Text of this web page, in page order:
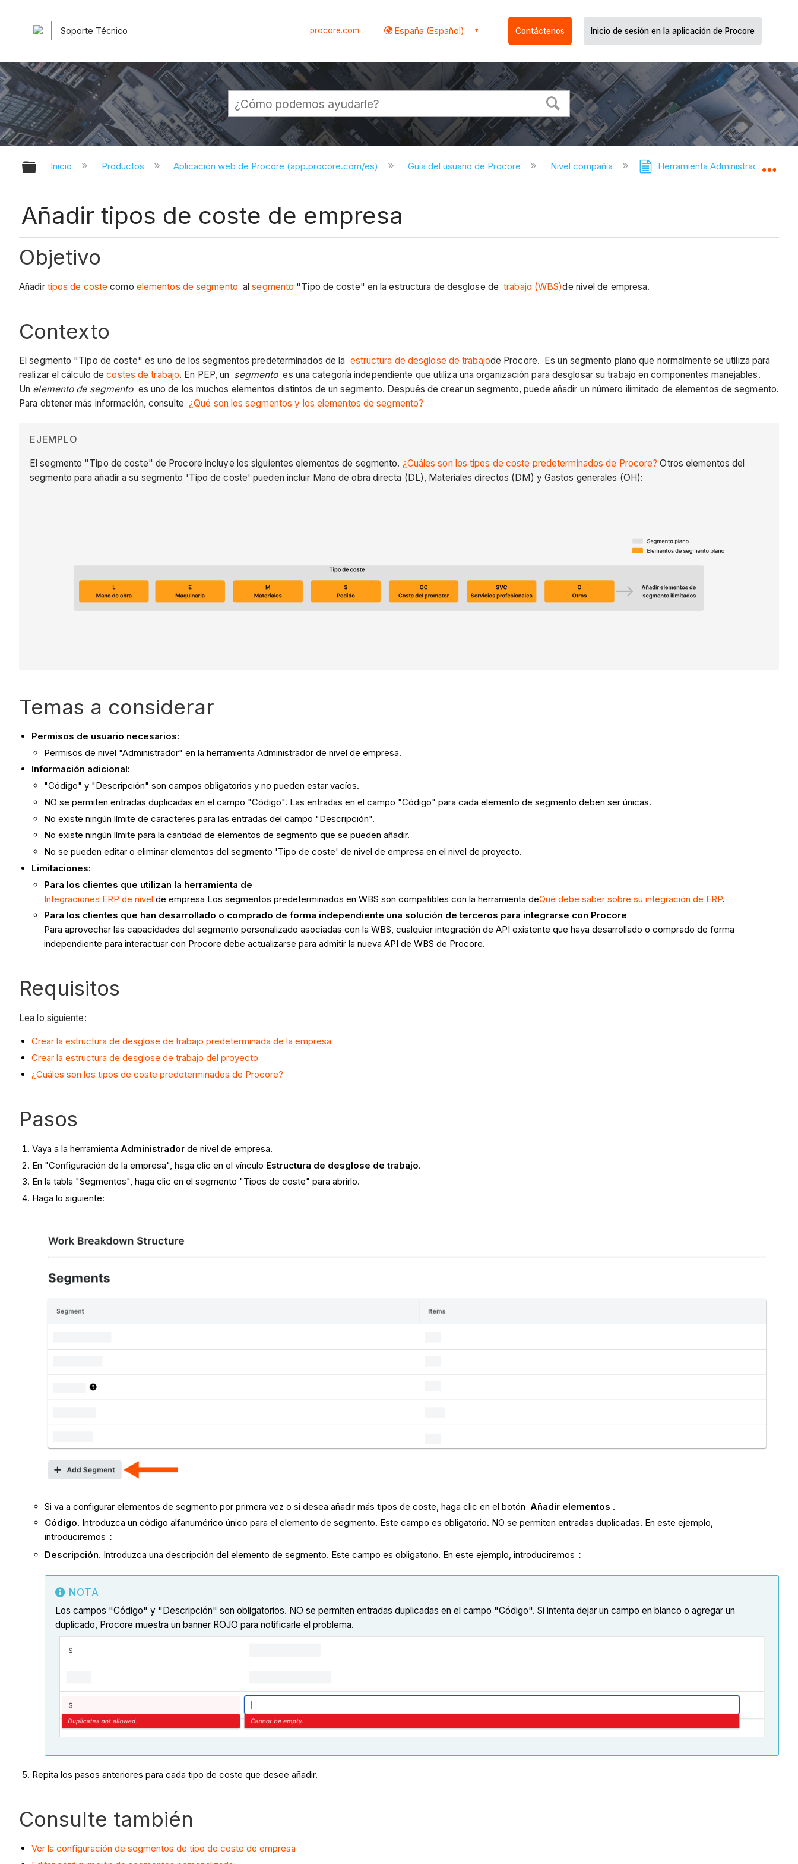
Soporte Técnico procore.com España (Español) Contáctenos Inicio de sesión en la aplicación de Procore
Expandir/contraer jerarquía global
Inicio Productos Aplicación web de Procore (app.procore.com/es) Guía del usuario de Procore Nivel compañía Herramienta Administrador de la
Añadir tipos de coste de empresa
Objetivo
Añadir tipos de coste como elementos de segmento alsegmento "Tipo de coste" en la estructura de desglose detrabajo (WBS)de nivel de empresa.
Contexto
El segmento "Tipo de coste" es uno de los segmentos predeterminados de la estructura de desglose de trabajode Procore. Es un segmento plano que normalmente se utiliza para
realizar el cálculo decostes de trabajo. En PEP, un segmentoes una categoría independiente que utiliza una organización para desglosar su trabajo en componentes manejables.
Un elemento de segmentoes uno de los muchos elementos distintos de un segmento. Después de crear un segmento, puede añadir un número ilimitado de elementos de segmento.
Para obtener más información, consulte¿Qué son los segmentos y los elementos de segmento?
EJEMPLO
El segmento "Tipo de coste" de Procore incluye los siguientes elementos de segmento. ¿Cuáles son los tipos de coste predeterminados de Procore?Otros elementos del
segmento para añadir a su segmento 'Tipo de coste' pueden incluir Mano de obra directa (DL), Materiales directos (DM) y Gastos generales (OH):
Temas a considerar
Permisos de usuario necesarios:
Permisos de nivel "Administrador" en la herramienta Administrador de nivel de empresa.
Información adicional:
"Código" y "Descripción" son campos obligatorios y no pueden estar vacíos.
NO se permiten entradas duplicadas en el campo "Código". Las entradas en el campo "Código" para cada elemento de segmento deben ser únicas.
No existe ningún límite de caracteres para las entradas del campo "Descripción".
No existe ningún límite para la cantidad de elementos de segmento que se pueden añadir.
No se pueden editar o eliminar elementos del segmento 'Tipo de coste' de nivel de empresa en el nivel de proyecto.
Limitaciones:
Para los clientes que utilizan la herramienta de
Integraciones ERP de nivel de empresa Los segmentos predeterminados en WBS son compatibles con la herramienta deQué debe saber sobre su integración de ERP.
Para los clientes que han desarrollado o comprado de forma independiente una solución de terceros para integrarse con Procore
Para aprovechar las capacidades del segmento personalizado asociadas con la WBS, cualquier integración de API existente que haya desarrollado o comprado de forma
independiente para interactuar con Procore debe actualizarse para admitir la nueva API de WBS de Procore.
Requisitos
Lea lo siguiente:
Crear la estructura de desglose de trabajo predeterminada de la empresa
Crear la estructura de desglose de trabajo del proyecto
¿Cuáles son los tipos de coste predeterminados de Procore?
Pasos
Vaya a la herramienta Administrador de nivel de empresa.
En "Configuración de la empresa", haga clic en el vínculo Estructura de desglose de trabajo.
En la tabla "Segmentos", haga clic en el segmento "Tipos de coste" para abrirlo.
Haga lo siguiente:
Si va a configurar elementos de segmento por primera vez o si desea añadir más tipos de coste, haga clic en el botón Añadir elementos .
Código. Introduzca un código alfanumérico único para el elemento de segmento. Este campo es obligatorio. NO se permiten entradas duplicadas. En este ejemplo,
introduciremos :
Descripción. Introduzca una descripción del elemento de segmento. Este campo es obligatorio. En este ejemplo, introduciremos :
NOTA
Los campos "Código" y "Descripción" son obligatorios. NO se permiten entradas duplicadas en el campo "Código". Si intenta dejar un campo en blanco o agregar un
duplicado, Procore muestra un banner ROJO para notificarle el problema.
Repita los pasos anteriores para cada tipo de coste que desee añadir.
Consulte también
Ver la configuración de segmentos de tipo de coste de empresa